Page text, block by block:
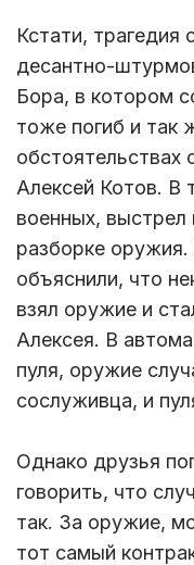
Кстати,
десантно-
Бора, в котором
тоже погиб и так
обстоятельствах
Алексей Котов. В
военных, выстрел
разборке
объяснили, что
взял оружие и
Алексея. В
пуля, оружие
сослуживца, и
Однако друзья
говорить, что
так. За оружие,
тот самый